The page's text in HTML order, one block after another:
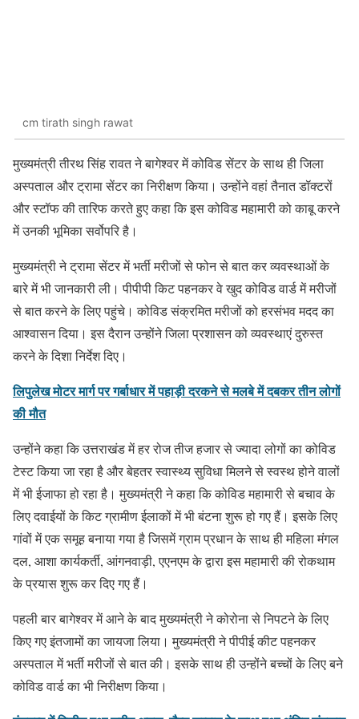
cm tirath singh rawat
मुख्यमंत्री तीरथ सिंह रावत ने बागेश्वर में कोविड सेंटर के साथ ही जिला
अस्पताल और ट्रामा सेंटर का निरीक्षण किया। उन्होंने वहां तैनात डॉक्टरों
और स्टॉफ की तारिफ करते हुए कहा कि इस कोविड महामारी को काबू करने
में उनकी भूमिका सर्वोपरि है।
मुख्यमंत्री ने ट्रामा सेंटर में भर्ती मरीजों से फोन से बात कर व्यवस्थाओं के
बारे में भी जानकारी ली। पीपीपी किट पहनकर वे खुद कोविड वार्ड में मरीजों
से बात करने के लिए पहुंचे। कोविड संक्रमित मरीजों को हरसंभव मदद का
आश्वासन दिया। इस दैरान उन्होंने जिला प्रशासन को व्यवस्थाएं दुरुस्त
करने के दिशा निर्देश दिए।
लिपुलेख मोटर मार्ग पर गर्बाधार में पहाड़ी दरकने से मलबे में दबकर तीन लोगों
की मौत
उन्होंने कहा कि उत्तराखंड में हर रोज तीज हजार से ज्यादा लोगों का कोविड
टेस्ट किया जा रहा है और बेहतर स्वास्थ्य सुविधा मिलने से स्वस्थ होने वालों
में भी ईजाफा हो रहा है। मुख्यमंत्री ने कहा कि कोविड महामारी से बचाव के
लिए दवाईयों के किट ग्रामीण ईलाकों में भी बंटना शुरू हो गए हैं। इसके लिए
गांवों में एक समूह बनाया गया है जिसमें ग्राम प्रधान के साथ ही महिला मंगल
दल, आशा कार्यकर्ती, आंगनवाड़ी, एएनएम के द्वारा इस महामारी की रोकथाम
के प्रयास शुरू कर दिए गए हैं।
पहली बार बागेश्वर में आने के बाद मुख्यमंत्री ने कोरोना से निपटने के लिए
किए गए इंतजामों का जायजा लिया। मुख्यमंत्री ने पीपीई कीट पहनकर
अस्पताल में भर्ती मरीजों से बात की। इसके साथ ही उन्होंने बच्चों के लिए बने
कोविड वार्ड का भी निरीक्षण किया।